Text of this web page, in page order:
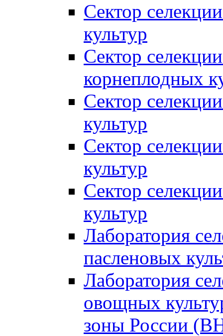
Сектор
культур
Сектор
корнеплодных
Сектор
культур
Сектор
культур
Сектор
культур
Лаборатория
пасленовых
Лаборатория
овощных
зоны России